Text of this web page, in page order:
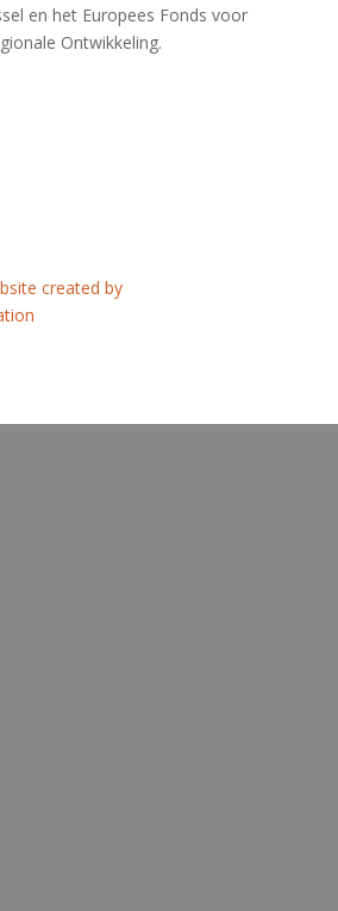
en het Europees Fonds voor
Ontwikkeling.
created by